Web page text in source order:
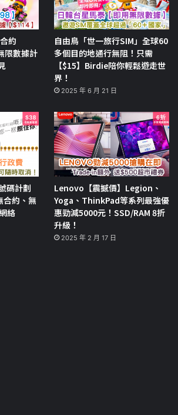
約
限數據計
自由鳥「世一旅行SIM」全球60
多個目的地通行無阻！只需
【$15】Birdie陪你輕鬆遊走世
界！
2025 年 6 月 21 日
碼計劃
合約、無
絡
Lenovo【震撼價】Legion、
Yoga、ThinkPad等系列最強優
惠勁減5000元！SSD/RAM 8折
升級！
2025 年 2 月 17 日